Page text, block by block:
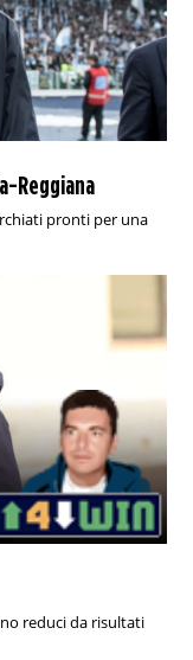
Reggiana
pronti per una
reduci da risultati